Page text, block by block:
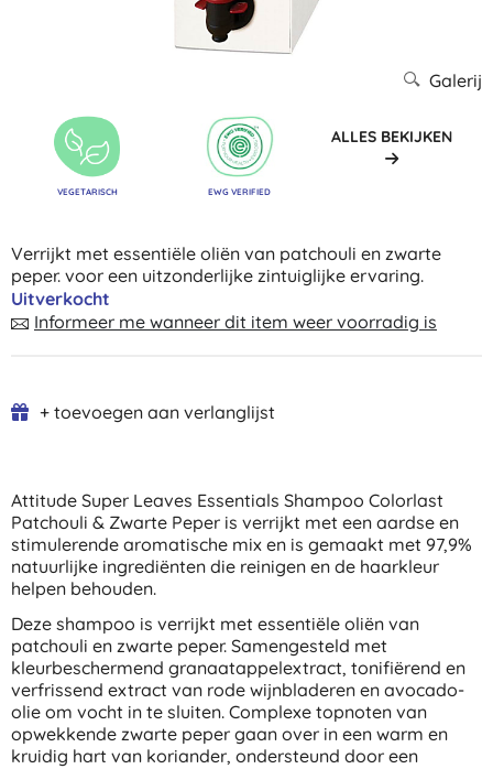
Galerij
VEGETARISCH EWG VERIFIED
ALLES BEKIJKEN
Verrijkt met essentiële oliën van patchouli en zwarte
peper. voor een uitzonderlijke zintuiglijke ervaring.
Uitverkocht
Informeer me wanneer dit item weer voorradig is
+ toevoegen aan verlanglijst
Attitude Super Leaves Essentials Shampoo Colorlast
Patchouli & Zwarte Peper is verrijkt met een aardse en
stimulerende aromatische mix en is gemaakt met 97,9%
natuurlijke ingrediënten die reinigen en de haarkleur
helpen behouden.
Deze shampoo is verrijkt met essentiële oliën van
patchouli en zwarte peper. Samengesteld met
kleurbeschermend granaatappelextract, tonifiërend en
verfrissend extract van rode wijnbladeren en avocado-
olie om vocht in te sluiten. Complexe topnoten van
opwekkende zwarte peper gaan over in een warm en
kruidig hart van koriander, ondersteund door een